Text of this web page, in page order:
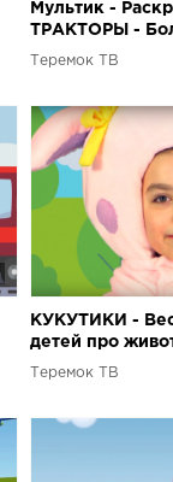
Мультик -
ТРАКТОРЫ -
серии -
Теремок ТВ
КУКУТИКИ -
детей про
Сборник
Теремок ТВ